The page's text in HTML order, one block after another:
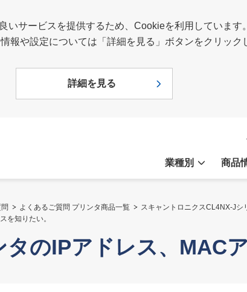
いサービスを提供するため、Cookieを利用しています
報や設定については「詳細を見る」ボタンをクリック
詳細を見る
業種別 商品
よくあるご質問 プリンタ商品一覧
スキャントロニクスCL4NX-Jシ
を知りたい。
のIPアドレス、MAC